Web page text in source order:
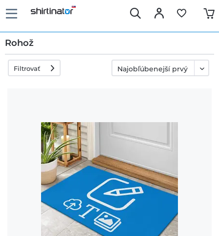
Rohož
30 dní
právo na
výmenu
vrátenia
Filtrovať